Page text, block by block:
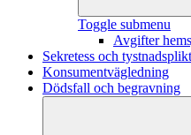
Toggle submenu
Avgifter
Sekretess och tystnadsplikt
Konsumentvägledning
Dödsfall och begravning